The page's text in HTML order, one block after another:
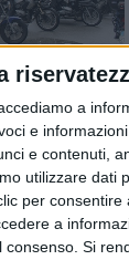
a
e
e contenuti,
utilizzare dati
per
a
Si